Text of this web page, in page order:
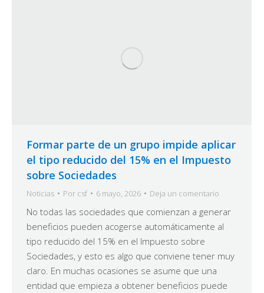
Formar parte de un grupo impide aplicar
el tipo reducido del 15% en el Impuesto
sobre Sociedades
Noticias Por csf 6 mayo, 2026 Deja un comentario
No todas las sociedades que comienzan a generar
beneficios pueden acogerse automáticamente al
tipo reducido del 15% en el Impuesto sobre
Sociedades, y esto es algo que conviene tener muy
claro. En muchas ocasiones se asume que una
entidad que empieza a obtener beneficios puede